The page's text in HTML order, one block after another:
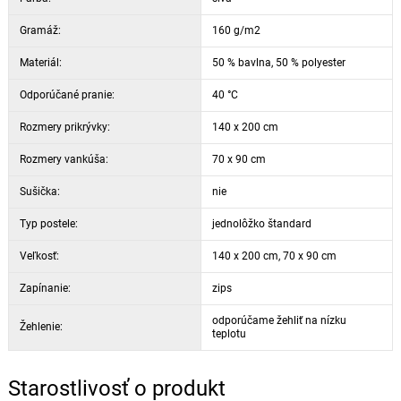
Gramáž: 160 g/m2
Materiál: 50 % bavlna, 50 % polyester
Odporúčané pranie: 40 °C
Rozmery prikrývky: 140 x 200 cm
Rozmery vankúša: 70 x 90 cm
Sušička: nie
Typ postele: jednolôžko štandard
Veľkosť: 140 x 200 cm, 70 x 90 cm
Zapínanie: zips
Žehlenie:
odporúčame žehliť na nízku
teplotu
Starostlivosť o produkt